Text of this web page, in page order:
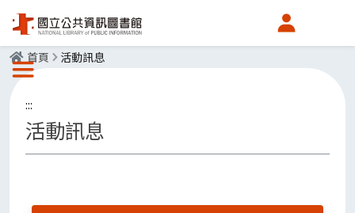
會員中心
選單按鈕
首頁 活動訊息
:::
活動訊息